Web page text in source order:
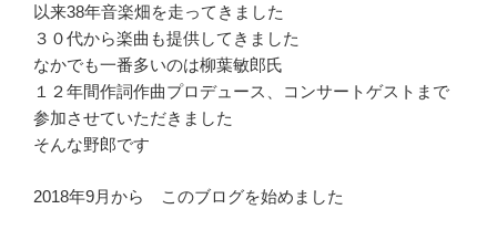
以来38年音楽畑を走ってきました
３０代から楽曲も提供してきました
なかでも一番多いのは柳葉敏郎氏
１２年間作詞作曲プロデュース、コンサートゲストまで
参加させていただきました
そんな野郎です
2018年9月から このブログを始めました